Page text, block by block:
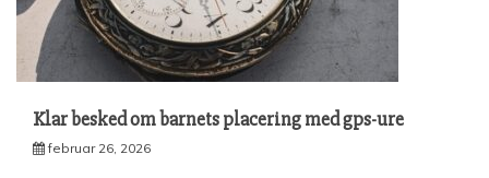
Klar besked om barnets placering med gps-ure
februar 26, 2026